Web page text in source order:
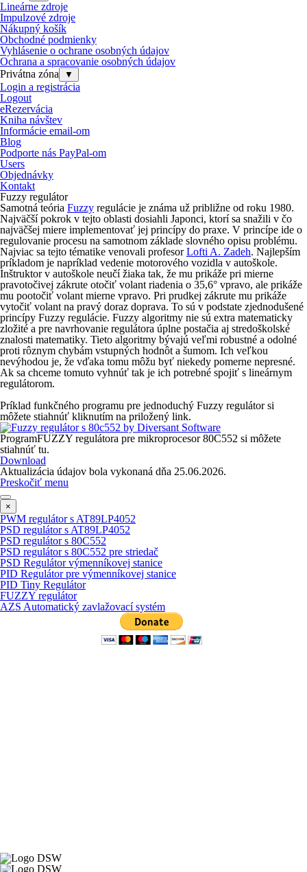
Lineárne zdroje
Impulzové zdroje
Nákupný košík
Obchodné podmienky
Vyhlásenie o ochrane osobných údajov
Ochrana a spracovanie osobných údajov
Privátna zóna
▼
Login a registrácia
Logout
eRezervácia
Kniha návštev
Informácie email-om
Blog
Podporte nás PayPal-om
Users
Objednávky
Kontakt
Fuzzy regulátor
Samotná teória Fuzzy regulácie je známa už približne od roku 1980.
Najväčší pokrok v tejto oblasti dosiahli Japonci, ktorí sa snažili v čo
najväčšej miere implementovať jej princípy do praxe. V princípe ide o
regulovanie procesu na samotnom základe slovného opisu problému.
Najviac sa tejto tématike venovali profesorLofti A. Zadeh. Najlepším
príkladom je napríklad vedenie motorového vozidla v autoškole.
Inštruktor v autoškole neučí žiaka tak, že mu prikáže pri mierne
pravotočivej zákrute otočiť volant riadenia o 35,6° vpravo, ale prikáže
mu pootočiť volant mierne vpravo. Pri prudkej zákrute mu prikáže
vytočiť volant na pravý doraz doprava. To sú v podstate zjednodušené
princípy Fuzzy regulácie. Fuzzy algoritmy nie sú extra matematicky
zložité a pre navrhovanie regulátora úplne postačia aj stredoškolské
znalosti matematiky. Tieto algoritmy bývajú veľmi robustné a odolné
proti rôznym chybám vstupných hodnôt a šumom. Ich veľkou
nevýhodou je, že vďaka tomu môžu byť niekedy pomerne nepresné.
Ak sa chceme tomuto vyhnúť tak je ich potrebné spojiť s lineárnym
regulátorom.
Príklad funkčného programu pre jednoduchý Fuzzy regulátor si
môžete stiahnúť kliknutím na priložený link.
ProgramFUZZY regulátora pre mikroprocesor 80C552 si môžete
stiahnúť tu.
Download
Aktualizácia údajov bola vykonaná dňa 25.06.2026.
Preskočiť menu
×
PWM regulátor s AT89LP4052
PSD regulátor s AT89LP4052
PSD regulátor s 80C552
PSD regulátor s 80C552 pre striedač
PSD Regulátor výmenníkovej stanice
PID Regulátor pre výmenníkovej stanice
PID Tiny Regulátor
FUZZY regulátor
AZS Automatický zavlažovací systém